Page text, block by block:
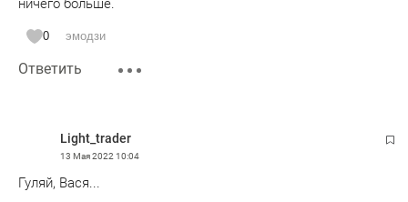
ничего больше.
0 эмодзи
Ответить
Light_trader
13 Мая 2022 10:04
Гуляй, Вася...